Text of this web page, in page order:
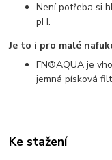
Není potřeba si
pH.
Je to i pro malé
FN®AQUA je
jemná písková
Ke stažení